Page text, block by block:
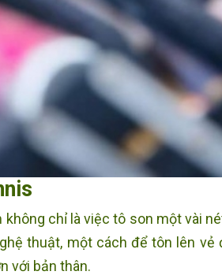
chỉ là việc tô son một vài
thuật, một cách để tôn lên
với bản thân.